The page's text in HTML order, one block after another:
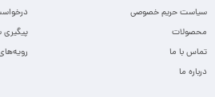
سیاست حریم خصوصی
محصولات
تماس با ما
درباره ما